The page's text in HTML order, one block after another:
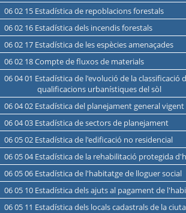
06 02 15 Estadística de repoblacions forestals
06 02 16 Estadística dels incendis forestals
06 02 17 Estadística de les espècies amenaçades
06 02 18 Compte de fluxos de materials
06 04 01 Estadística de l'evolució de la classificació del règim jurídic i les
qualificacions urbanístiques del sòl
06 04 02 Estadística del planejament general vigent
06 04 03 Estadística de sectors de planejament
06 05 02 Estadística de l'edificació no residencial
06 05 04 Estadística de la rehabilitació protegida
06 05 06 Estadística de l'habitatge de lloguer social
06 05 10 Estadística dels ajuts al pagament de
06 05 11 Estadística dels locals cadastrals de la